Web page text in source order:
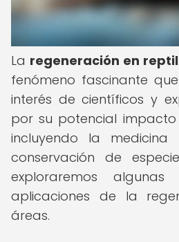
La regeneración en
fenómeno fascinante
interés de científicos y
por su potencial impacto
incluyendo la
conservación de
exploraremos
aplicaciones de la
áreas.